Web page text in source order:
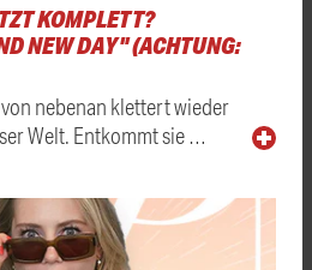
KOMPLETT?
NEW DAY" (ACHTUNG:
nebenan klettert wieder
Welt. Entkommt sie …